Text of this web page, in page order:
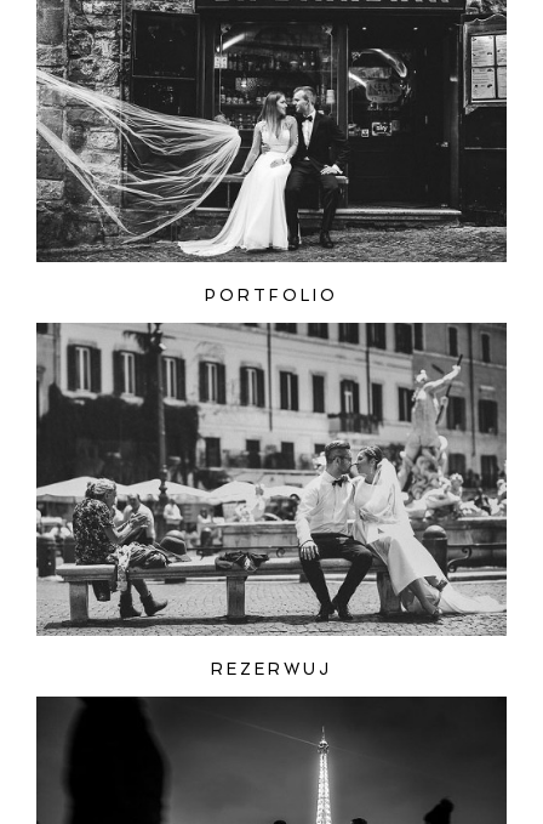
ZAMIEŚĆ KOMENTARZ
PORTFOLIO
REZERWUJ